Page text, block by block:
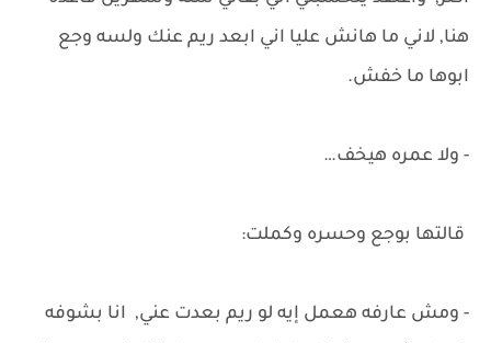
هنا, لاني ما هانش عليا اني ابعد ريم عنك ولسه وجع
ابوها ما خفش.
- ولا عمره هيخف…
قالتها بوجع وحسره وكملت:
- ومش عارفه هعمل إيه لو ريم بعدت عني, انا بشوفه